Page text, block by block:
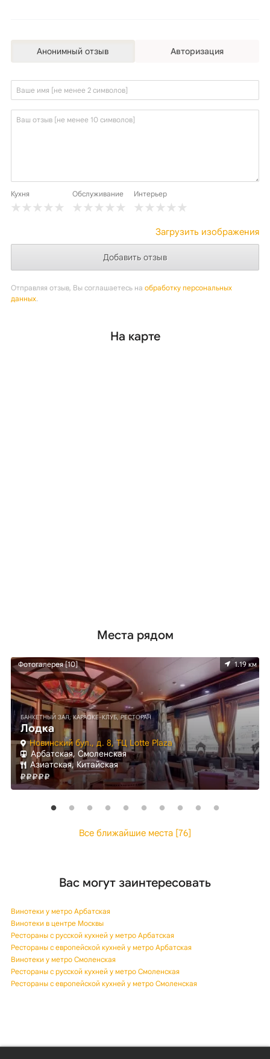
Анонимный отзыв Авторизация
Кухня Обслуживание Интерьер
Загрузить изображения
Отправляя отзыв, Вы соглашаетесь на обработку персональных
данных.
На карте
Места рядом
Фотогалерея [10] 1.19 км
БАНКЕТНЫЙ ЗАЛ, КАРАОКЕ-КЛУБ, РЕСТОРАН
Лодка
Новинский бул., д. 8, ТЦ Lotte Plaza
Арбатская, Смоленская
Азиатская, Китайская
Все ближайшие места [76]
Вас могут заинтересовать
Винотеки у метро Арбатская
Винотеки в центре Москвы
Рестораны с русской кухней у метро Арбатская
Рестораны с европейской кухней у метро Арбатская
Винотеки у метро Смоленская
Рестораны с русской кухней у метро Смоленская
Рестораны с европейской кухней у метро Смоленская